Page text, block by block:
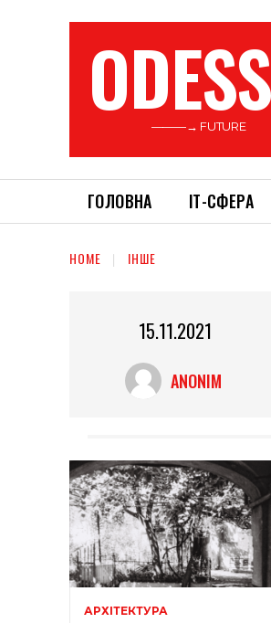
———→ FUTURE
ГОЛОВНА ІТ-СФЕРА
HOME ІНШЕ
15.11.2021
ANONIM
АРХІТЕКТУРА